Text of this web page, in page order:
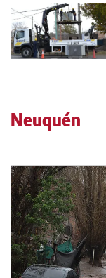
Neuquén